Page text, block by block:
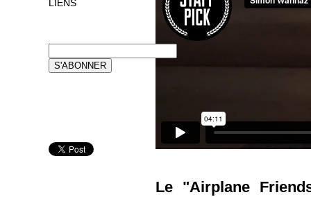
Le "Airplane
LIENS